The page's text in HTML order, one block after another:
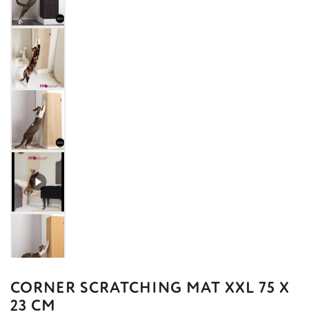
CORNER SCRATCHING MAT XXL 75 X
23 CM